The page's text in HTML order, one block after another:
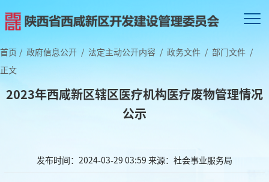
首页 / 政府信息公开 / 法定主动公开内容 / 政务文件 / 部门文件 /
正文
2023年西咸新区辖区医疗机构医疗废物管理情况
公示
发布时间：2024-03-29 03:59 来源：社会事业服务局